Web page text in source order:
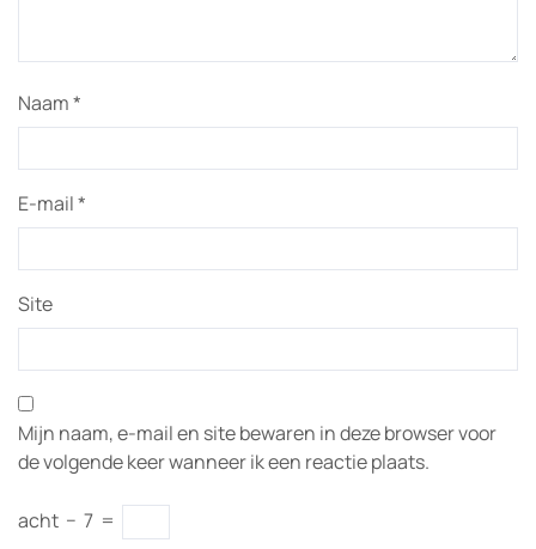
Naam*
E-mail*
Site
Mijn naam, e-mail en site bewaren in deze browser voor
de volgende keer wanneer ik een reactie plaats.
acht − 7 =